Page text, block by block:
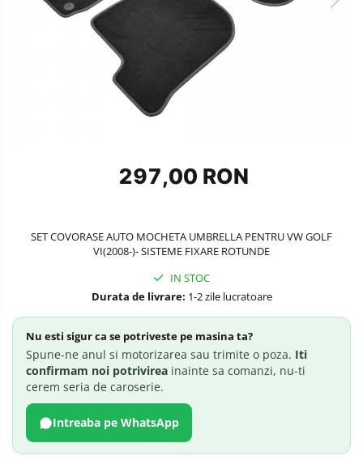
Accesorii Electronice Auto
Accesorii pentru Roti si Anvelope
297,00 RON
SET COVORASE AUTO MOCHETA UMBRELLA PENTRU VW GOLF
VI(2008-)- SISTEME FIXARE ROTUNDE
IN STOC
Durata de livrare: 1-2 zile lucratoare
Nu esti sigur ca se potriveste pe masina ta?
Spune-ne anul si motorizarea sau trimite o poza. Iti
confirmam noi potrivirea inainte sa comanzi, nu-ti
cerem seria de caroserie.
Intreaba pe WhatsApp